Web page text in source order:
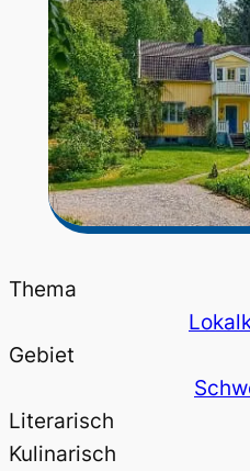
Thema
Gebiet
Literarisch
Kulinarisch